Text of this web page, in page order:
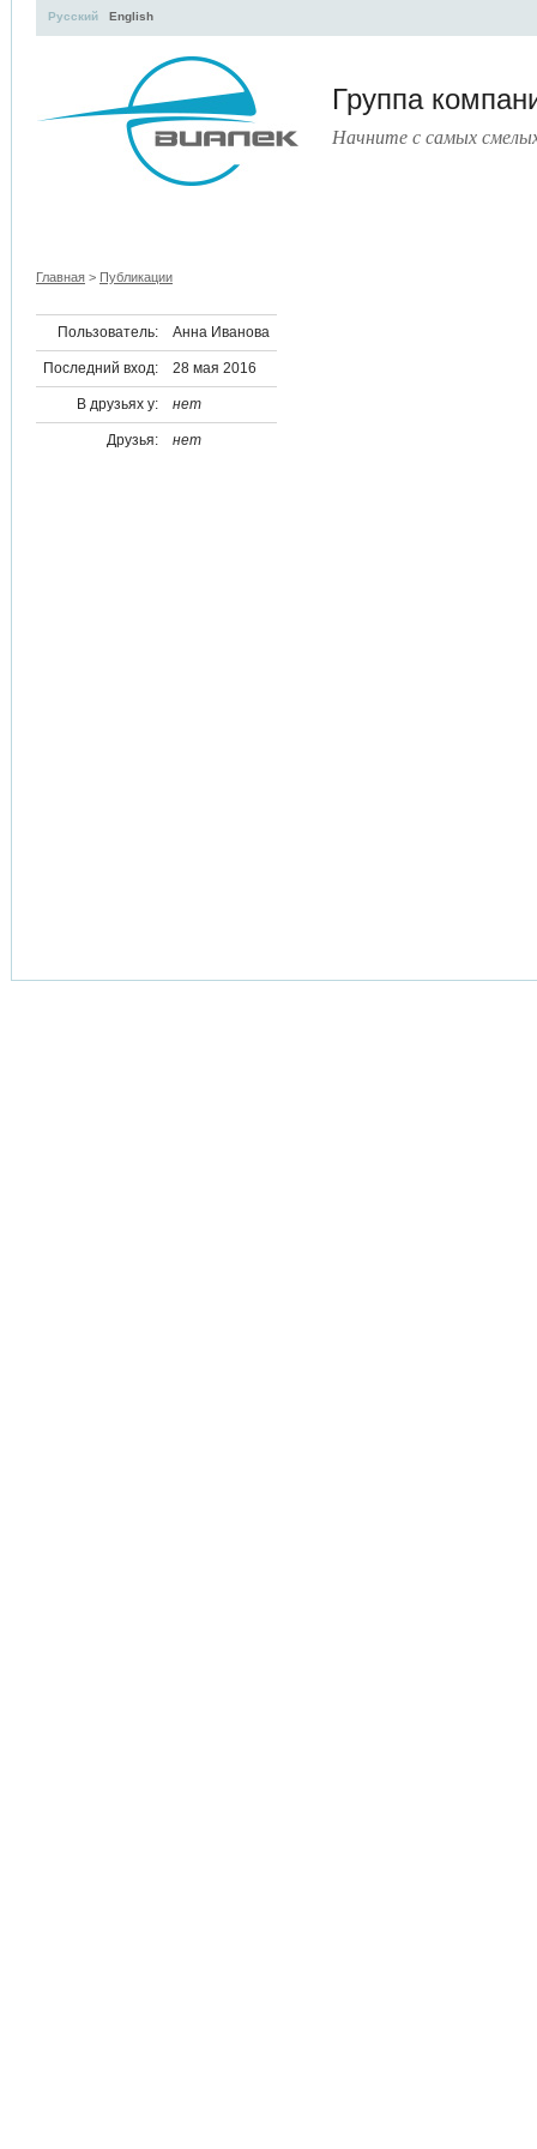
Группа
Начните с самых
Русский English
Главная > Публикации
Пользователь: Анна Иванова
Последний вход: 28 мая 2016
В друзьях у: нет
Друзья: нет